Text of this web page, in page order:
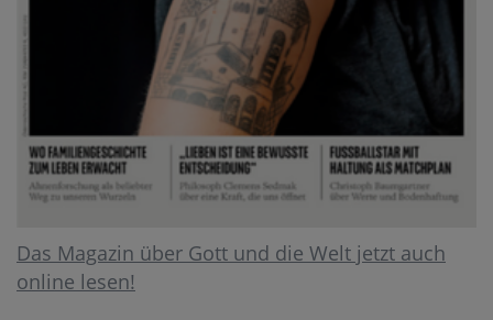
Das Magazin über Gott und die Welt jetzt auch
online lesen!